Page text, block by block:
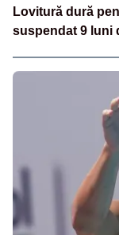
Lovitură dură
suspendat 9 luni